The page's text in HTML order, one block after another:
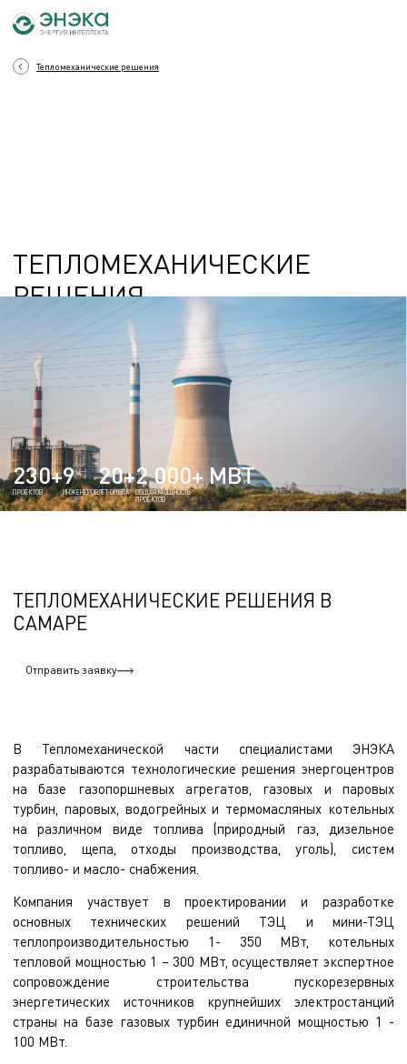
Тепломеханические решения
ТЕПЛОМЕХАНИЧЕСКИЕ
РЕШЕНИЯ
230+
ПРОЕКТОВ
9
ИНЖЕНЕРОВ
20+
ЛЕТ ОПЫТА
2 000+ МВТ
ОБЩАЯ МОЩНОСТЬ
ПРОЕКТОВ
ТЕПЛОМЕХАНИЧЕСКИЕ РЕШЕНИЯ В
САМАРЕ
Отправить заявку
В Тепломеханической части специалистами ЭНЭКА
разрабатываются технологические решения энергоцентров
на базе газопоршневых агрегатов, газовых и паровых
турбин, паровых, водогрейных и термомасляных котельных
на различном виде топлива (природный газ, дизельное
топливо, щепа, отходы производства, уголь), систем
топливо- и масло- снабжения.
Компания участвует в проектировании и разработке
основных технических решений ТЭЦ и мини-ТЭЦ
теплопроизводительностью 1- 350 МВт, котельных
тепловой мощностью 1 – 300 МВт, осуществляет экспертное
сопровождение строительства пускорезервных
энергетических источников крупнейших электростанций
страны на базе газовых турбин единичной мощностью 1 -
100 МВт.